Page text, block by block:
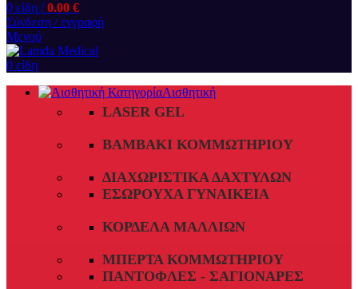
0 είδη / 0.00 €
Σύνδεση / εγγραφή
Μενού
0 είδη
Αισθητική
LASER GEL
ΒΑΜΒΆΚΙ ΚΟΜΜΩΤΗΡΊΟΥ
ΔΙΑΧΩΡΙΣΤΙΚΆ ΔΑΧΤΎΛΩΝ
ΕΣΏΡΟΥΧΑ ΓΥΝΑΙΚΕΊΑ
ΚΟΡΔΈΛΑ ΜΑΛΛΙΏΝ
ΜΠΈΡΤΑ ΚΟΜΜΩΤΗΡΊΟΥ
ΠΑΝΤΌΦΛΕΣ - ΣΑΓΙΟΝΆΡΕΣ